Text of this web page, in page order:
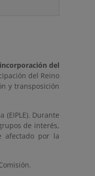
del
del Reino
y transposición
Durante
de interés,
afectado por la